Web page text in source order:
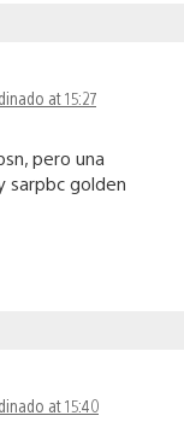
at 15:27
pero una
sarpbc golden
at 15:40